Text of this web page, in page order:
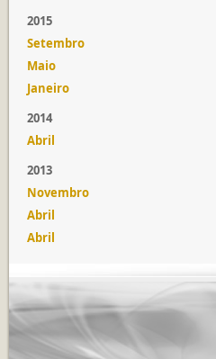
2015
Setembro
Maio
Janeiro
2014
Abril
2013
Novembro
Abril
Abril